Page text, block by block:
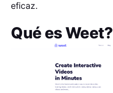
eficaz.
Qué esWeet?